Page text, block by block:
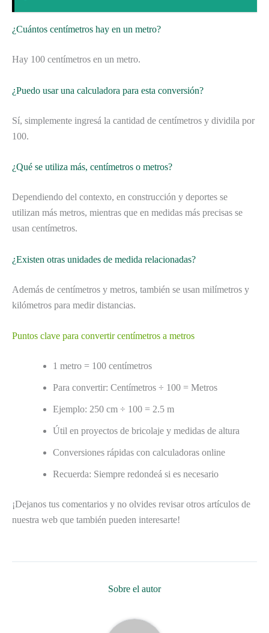
¿Cuántos centímetros hay en un metro?
Hay 100 centímetros en un metro.
¿Puedo usar una calculadora para esta conversión?
Sí, simplemente ingresá la cantidad de centímetros y dividila por
100.
¿Qué se utiliza más, centímetros o metros?
Dependiendo del contexto, en construcción y deportes se
utilizan más metros, mientras que en medidas más precisas se
usan centímetros.
¿Existen otras unidades de medida relacionadas?
Además de centímetros y metros, también se usan milímetros y
kilómetros para medir distancias.
Puntos clave para convertir centímetros a metros
1 metro = 100 centímetros
Para convertir: Centímetros ÷ 100 = Metros
Ejemplo: 250 cm ÷ 100 = 2.5 m
Útil en proyectos de bricolaje y medidas de altura
Conversiones rápidas con calculadoras online
Recuerda: Siempre redondeá si es necesario
¡Dejanos tus comentarios y no olvides revisar otros artículos de
nuestra web que también pueden interesarte!
Sobre el autor